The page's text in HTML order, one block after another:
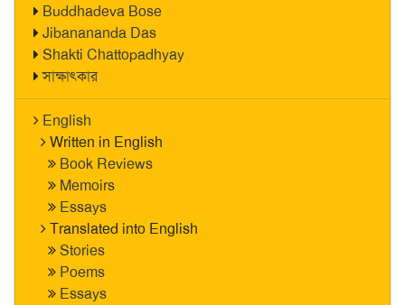
Buddhadeva Bose
Jibanananda Das
Shakti Chattopadhyay
সাক্ষাৎকার
English
Written in English
Book Reviews
Memoirs
Essays
Translated into English
Stories
Poems
Essays